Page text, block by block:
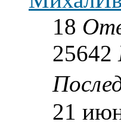
18
25642
21